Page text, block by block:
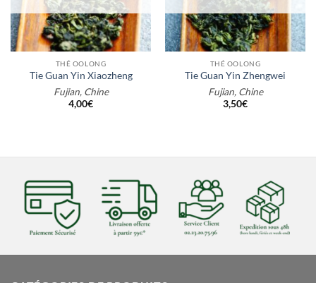
THÉ OOLONG
Tie Guan Yin Xiaozheng
Fujian, Chine
4,00€
THÉ OOLONG
Tie Guan Yin Zhengwei
Fujian, Chine
3,50€